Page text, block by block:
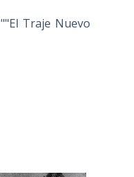
""El Traje Nuevo